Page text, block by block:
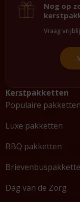
Nog op
Vraag
Kerstpakketten
Populaire pakketten
Luxe pakketten
BBQ pakketten
Dag van de Zorg